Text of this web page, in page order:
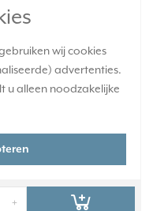
wij cookies
advertenties.
u alleen noodzakelijke
LED-
lichtsensor. Diepe
grafietzwart mat.
+